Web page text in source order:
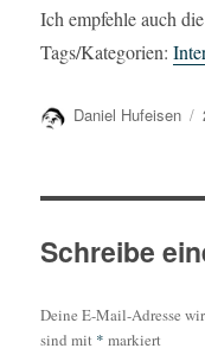
Ich empfehle auch
Tags/Kategorien:
Autor
Daniel Hufeisen
Schreibe
Deine E-Mail-Adresse
sind mit * markiert